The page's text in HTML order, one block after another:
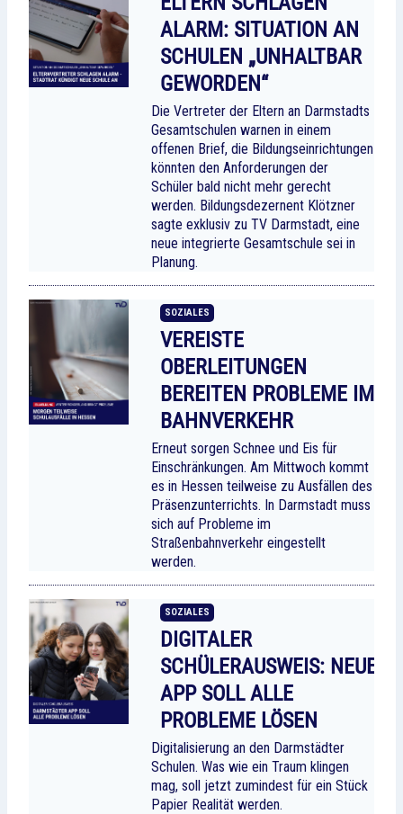
ALARM: SITUATION AN
SCHULEN „UNHALTBAR
GEWORDEN“
Die Vertreter der Eltern an Darmstadts
Gesamtschulen warnen in einem
offenen Brief, die Bildungseinrichtungen
könnten den Anforderungen der
Schüler bald nicht mehr gerecht
werden. Bildungsdezernent Klötzner
sagte exklusiv zu TV Darmstadt, eine
neue integrierte Gesamtschule sei in
Planung.
SOZIALES
VEREISTE
OBERLEITUNGEN
BEREITEN PROBLEME IM
BAHNVERKEHR
Erneut sorgen Schnee und Eis für
Einschränkungen. Am Mittwoch kommt
es in Hessen teilweise zu Ausfällen des
Präsenzunterrichts. In Darmstadt muss
sich auf Probleme im
Straßenbahnverkehr eingestellt
werden.
SOZIALES
DIGITALER
SCHÜLERAUSWEIS: NEUE
APP SOLL ALLE
PROBLEME LÖSEN
Digitalisierung an den Darmstädter
Schulen. Was wie ein Traum klingen
mag, soll jetzt zumindest für ein Stück
Papier Realität werden.